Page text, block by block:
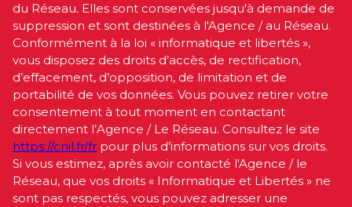
du Réseau. Elles sont conservées jusqu'à demande de
suppression et sont destinées à l'Agence / au Réseau.
Conformément à la loi « informatique et libertés »,
vous disposez des droits d’accès, de rectification,
d’effacement, d’opposition, de limitation et de
portabilité de vos données. Vous pouvez retirer votre
consentement à tout moment en contactant
directement l’Agence / Le Réseau. Consultez le site
https://cnil.fr/fr pour plus d’informations sur vos droits.
Si vous estimez, après avoir contacté l'Agence / le
Réseau, que vos droits « Informatique et Libertés » ne
sont pas respectés, vous pouvez adresser une